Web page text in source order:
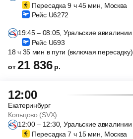
Пересадка 9 ч 45 мин, Москва
Рейс U6272
19:45 – 08:05, Уральские авиалинии
Рейс U693
18 ч 35 мин в пути (включая пересадку)
от21 836 р.
12:00
Екатеринбург
Кольцово (SVX)
12:00 – 12:30, Уральские авиалинии
Пересадка 7 ч 15 мин, Москва